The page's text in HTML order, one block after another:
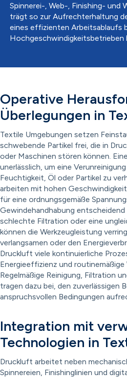
Spinnerei-, Web-, Finishing- und
trägt so zur Aufrechterhaltung
eines effizienten Arbeitsablaufs
Hochgeschwindigkeitsbetrieben
Operative
Überlegungen in
Textile Umgebungen setzen
schwebende Partikel frei, die in
oder Maschinen stören können.
unerlässlich, um eine
Feuchtigkeit, Öl oder Partikel zu
arbeiten mit hohen
für eine ordnungsgemäße
Gewindehandhabung entscheidend
schlechte Filtration oder eine
können die Werkzeugleistung
verlangsamen oder den
Druckluft viele kontinuierliche
Energieeffizienz und
Regelmäßige Reinigung, Filtration
tragen dazu bei, den zuverlässigen
anspruchsvollen Bedingungen
Integration mit
Technologien in
Druckluft arbeitet neben
Spinnereien, Finishinglinien und